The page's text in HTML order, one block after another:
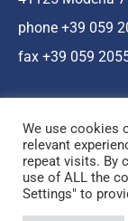
phone +39 059
fax +39 059
We use cookies
relevant
repeat visits. By
use of ALL the
Settings" to